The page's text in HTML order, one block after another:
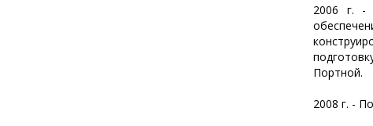
2006 г. -
Портной.
2008 г. -